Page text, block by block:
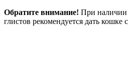
Обратите внимание! При наличии
глистов рекомендуется дать кошке